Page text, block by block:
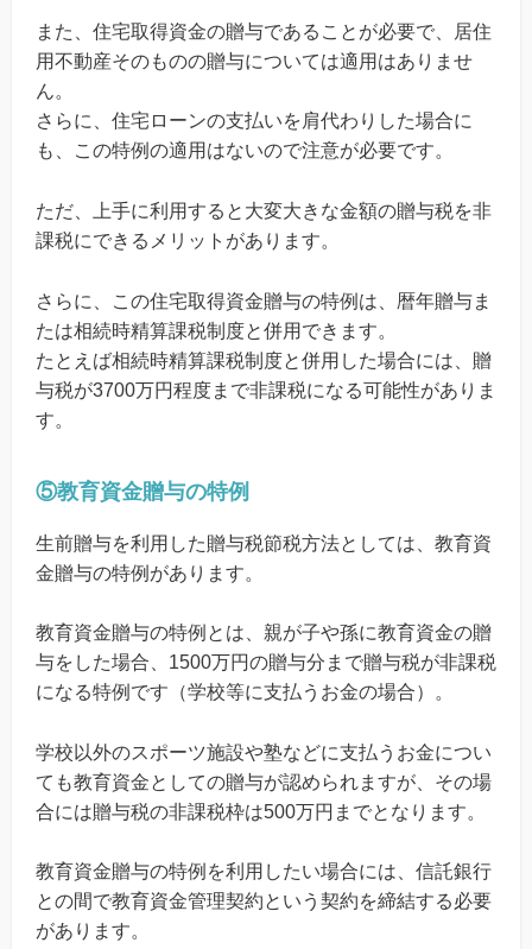
また、住宅取得資金の贈与であることが必要で、居住
用不動産そのものの贈与については適用はありませ
ん。
さらに、住宅ローンの支払いを肩代わりした場合に
も、この特例の適用はないので注意が必要です。
ただ、上手に利用すると大変大きな金額の贈与税を非
課税にできるメリットがあります。
さらに、この住宅取得資金贈与の特例は、暦年贈与ま
たは相続時精算課税制度と併用できます。
たとえば相続時精算課税制度と併用した場合には、贈
与税が3700万円程度まで非課税になる可能性がありま
す。
⑤教育資金贈与の特例
生前贈与を利用した贈与税節税方法としては、教育資
金贈与の特例があります。
教育資金贈与の特例とは、親が子や孫に教育資金の贈
与をした場合、1500万円の贈与分まで贈与税が非課税
になる特例です（学校等に支払うお金の場合）。
学校以外のスポーツ施設や塾などに支払うお金につい
ても教育資金としての贈与が認められますが、その場
合には贈与税の非課税枠は500万円までとなります。
教育資金贈与の特例を利用したい場合には、信託銀行
との間で教育資金管理契約という契約を締結する必要
があります。